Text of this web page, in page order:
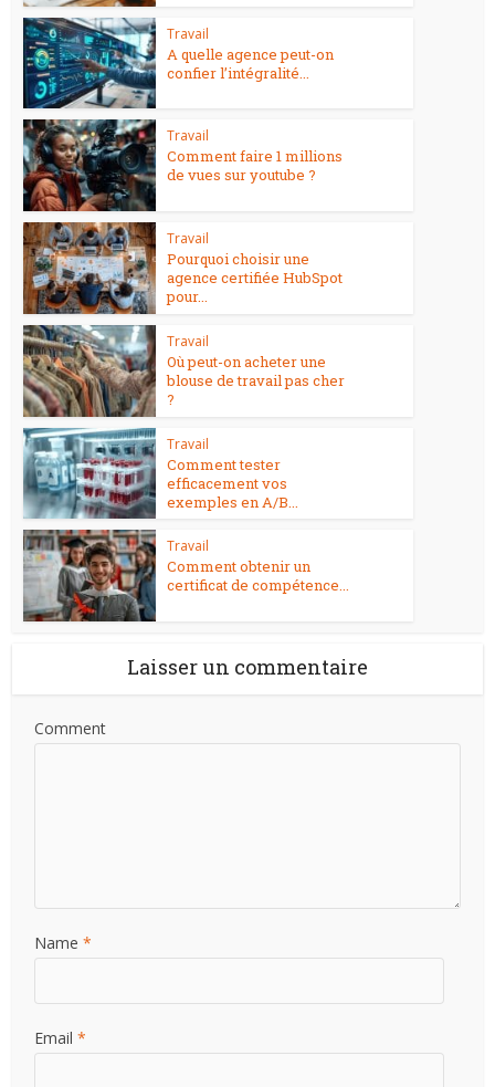
Travail
A quelle agence peut-on
confier l’intégralité...
Travail
Comment faire 1 millions
de vues sur youtube ?
Travail
Pourquoi choisir une
agence certifiée HubSpot
pour...
Travail
Où peut-on acheter une
blouse de travail pas cher
?
Travail
Comment tester
efficacement vos
exemples en A/B...
Travail
Comment obtenir un
certificat de compétence...
Laisser un commentaire
Comment
Name *
Email *